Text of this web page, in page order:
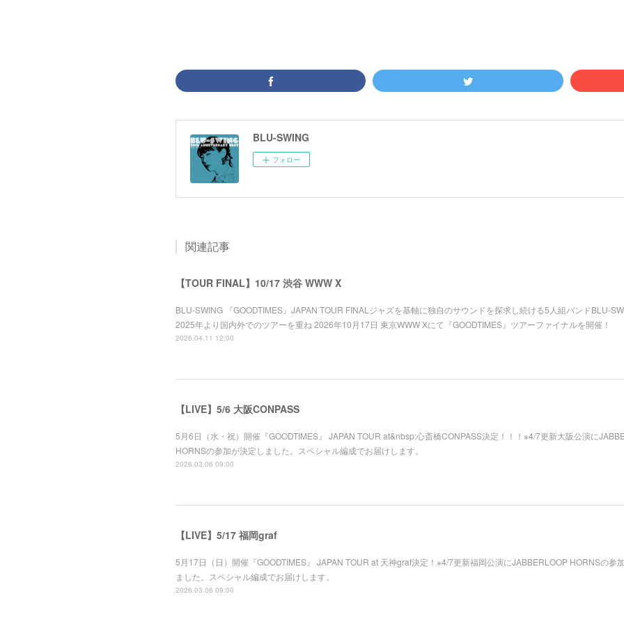
BLU-SWING
フォロー
関連記事
【TOUR FINAL】10/17 渋谷 WWW X
BLU-SWING 『GOODTIMES』JAPAN TOUR FINALジャズを基軸に独自のサウンドを探求し続ける5人組バンドBLU-
2025年より国内外でのツアーを重ね 2026年10月17日 東京WWW Xにて『GOODTIMES』ツアーファイナルを開催！
2026.04.11 12:00
【LIVE】5/6 大阪CONPASS
5月6日（水・祝）開催『GOODTIMES』 JAPAN TOUR at&nbsp;心斎橋CONPASS決定！！！※4/7更新大阪公演に
HORNSの参加が決定しました。スペシャル編成でお届けします。
2026.03.06 09:00
【LIVE】5/17 福岡graf
5月17日（日）開催『GOODTIMES』 JAPAN TOUR at 天神graf決定！※4/7更新福岡公演にJABBERLOOP HORNSの参
ました。スペシャル編成でお届けします。
2026.03.06 09:00